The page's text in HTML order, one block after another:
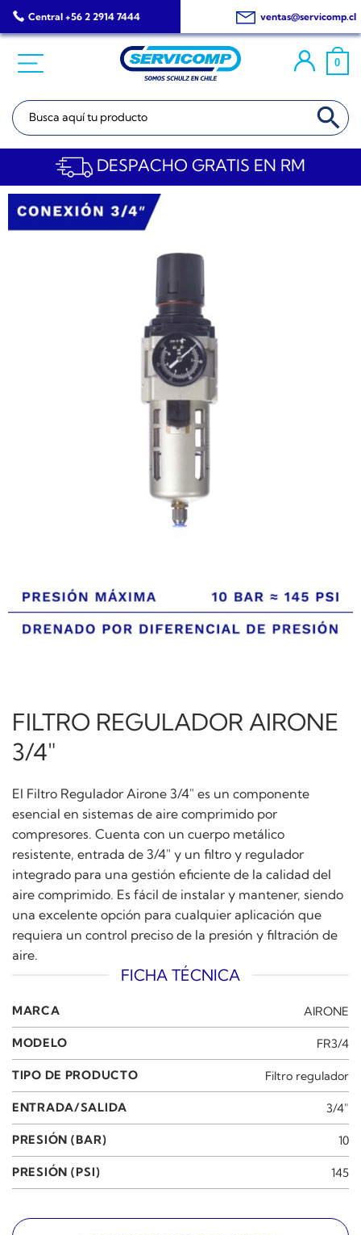
Saltar
al
Central +56 2 2914 7444 ventas@servicomp.cl
0
Buscar: BOTÓN DE
DESPACHO GRATIS EN RM
FILTRO REGULADOR AIRONE
3/4″
El Filtro Regulador Airone 3/4″ es un componente
esencial en sistemas de aire comprimido por
compresores. Cuenta con un cuerpo metálico
resistente, entrada de 3/4″ y un filtro y regulador
integrado para una gestión eficiente de la calidad del
aire comprimido. Es fácil de instalar y mantener, siendo
una excelente opción para cualquier aplicación que
requiera un control preciso de la presión y filtración de
aire.
FICHA TÉCNICA
MARCA AIRONE
MODELO FR3/4
TIPO DE PRODUCTO Filtro regulador
ENTRADA/SALIDA 3/4"
PRESIÓN (BAR) 10
PRESIÓN (PSI) 145